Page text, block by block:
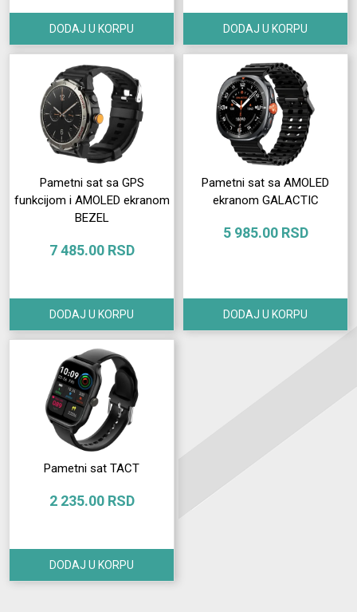
DODAJ U KORPU DODAJ U KORPU
Pametni sat sa GPS
funkcijom i AMOLED ekranom
BEZEL
7 485.00 RSD
DODAJ U KORPU
Pametni sat sa AMOLED
ekranom GALACTIC
5 985.00 RSD
DODAJ U KORPU
Pametni sat TACT
2 235.00 RSD
DODAJ U KORPU